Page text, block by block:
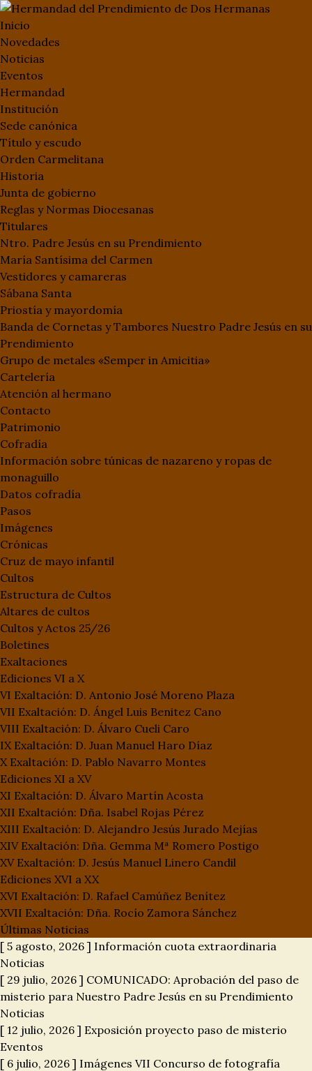
Inicio
Novedades
Noticias
Eventos
Hermandad
Institución
Sede canónica
Título y escudo
Orden Carmelitana
Historia
Junta de gobierno
Reglas y Normas Diocesanas
Titulares
Ntro. Padre Jesús en su Prendimiento
María Santísima del Carmen
Vestidores y camareras
Sábana Santa
Priostía y mayordomía
Banda de Cornetas y Tambores Nuestro Padre Jesús en su
Prendimiento
Grupo de metales «Semper in Amicitia»
Cartelería
Atención al hermano
Contacto
Patrimonio
Cofradía
Información sobre túnicas de nazareno y ropas de
monaguillo
Datos cofradía
Pasos
Imágenes
Crónicas
Cruz de mayo infantil
Cultos
Estructura de Cultos
Altares de cultos
Cultos y Actos 25/26
Boletines
Exaltaciones
Ediciones VI a X
VI Exaltación: D. Antonio José Moreno Plaza
VII Exaltación: D. Ángel Luis Benitez Cano
VIII Exaltación: D. Álvaro Cueli Caro
IX Exaltación: D. Juan Manuel Haro Díaz
X Exaltación: D. Pablo Navarro Montes
Ediciones XI a XV
XI Exaltación: D. Álvaro Martín Acosta
XII Exaltación: Dña. Isabel Rojas Pérez
XIII Exaltación: D. Alejandro Jesús Jurado Mejías
XIV Exaltación: Dña. Gemma Mª Romero Postigo
XV Exaltación: D. Jesús Manuel Linero Candil
Ediciones XVI a XX
XVI Exaltación: D. Rafael Camúñez Benítez
XVII Exaltación: Dña. Rocío Zamora Sánchez
Últimas Noticias
[ 5 agosto, 2026 ] Información cuota extraordinaria
Noticias
[ 29 julio, 2026 ] COMUNICADO: Aprobación del paso de
misterio para Nuestro Padre Jesús en su Prendimiento
Noticias
[ 12 julio, 2026 ] Exposición proyecto paso de misterio
Eventos
[ 6 julio, 2026 ] Imágenes VII Concurso de fotografía